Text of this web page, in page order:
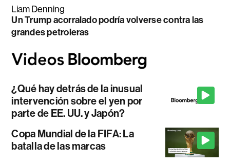
Liam Denning
Un Trump acorralado podría volverse contra las
grandes petroleras
¿Qué hay detrás de la inusual
intervención sobre el yen por
parte de EE. UU. y Japón?
Copa Mundial de la FIFA: La
batalla de las marcas